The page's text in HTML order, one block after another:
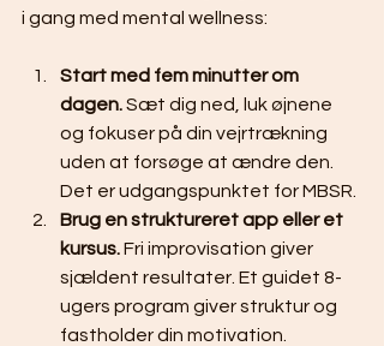
i gang med mental wellness:
Start med fem minutter om
dagen. Sæt dig ned, luk øjnene
og fokuser på din vejrtrækning
uden at forsøge at ændre den.
Det er udgangspunktet for MBSR.
Brug en struktureret app eller et
kursus. Fri improvisation giver
sjældent resultater. Et guidet 8-
ugers program giver struktur og
fastholder din motivation.